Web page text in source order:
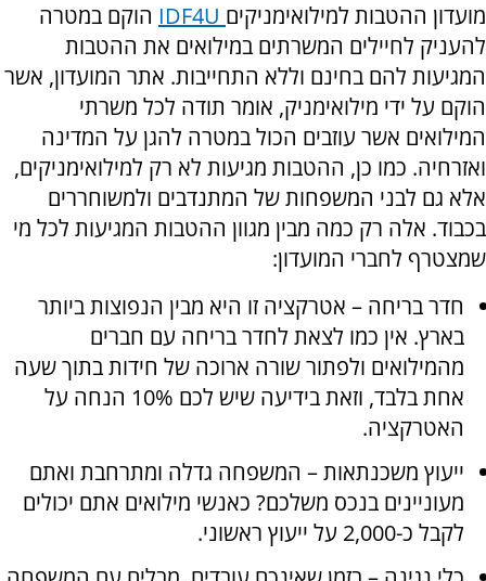
מועדון ההטבות למילואימניקים
הוקם במטרה
להעניק לחיילים המשרתים במילואים את ההטבות
המגיעות להם בחינם וללא התחייבות. אתר המועדון, אשר
הוקם על ידי מילואימניק, אומר תודה לכל משרתי
המילואים אשר עוזבים הכול במטרה להגן על המדינה
ואזרחיה. כמו כן, ההטבות מגיעות לא רק למילואימניקים,
אלא גם לבני המשפחות של המתנדבים ולמשוחררים
בכבוד. אלה רק כמה מבין מגוון ההטבות המגיעות לכל מי
שמצטרף לחברי המועדון:
חדר בריחה – אטרקציה זו היא מבין הנפוצות ביותר
בארץ. אין כמו לצאת לחדר בריחה עם חברים
מהמילואים ולפתור שורה ארוכה של חידות בתוך שעה
אחת בלבד, וזאת בידיעה שיש לכם 10% הנחה על
האטרקציה.
ייעוץ משכנתאות – המשפחה גדלה ומתרחבת ואתם
מעוניינים בנכס משלכם? כאנשי מילואים אתם יכולים
לקבל כ-2,000 על ייעוץ ראשוני.